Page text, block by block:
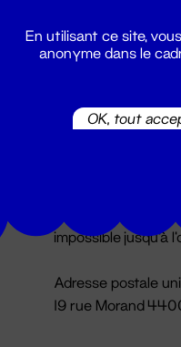
Billetterie
impossible jusqu'à
Adresse postale
19 rue Morand
En utilisant ce site,
anonyme dans le
OK, tout